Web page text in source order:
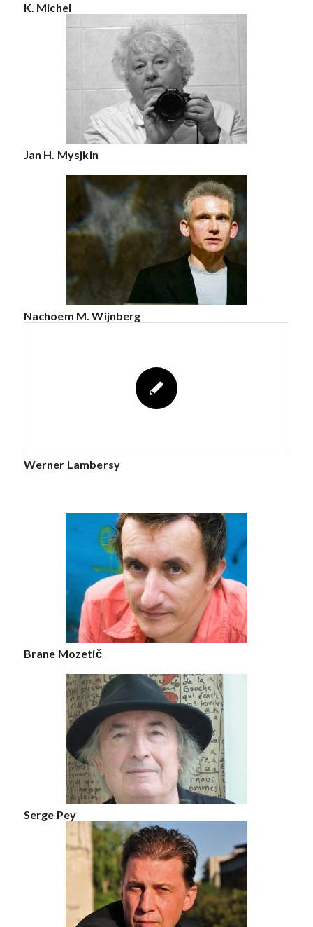
K. Michel
Jan H. Mysjkin
Nachoem M. Wijnberg
Werner Lambersy
Brane Mozetič
Serge Pey